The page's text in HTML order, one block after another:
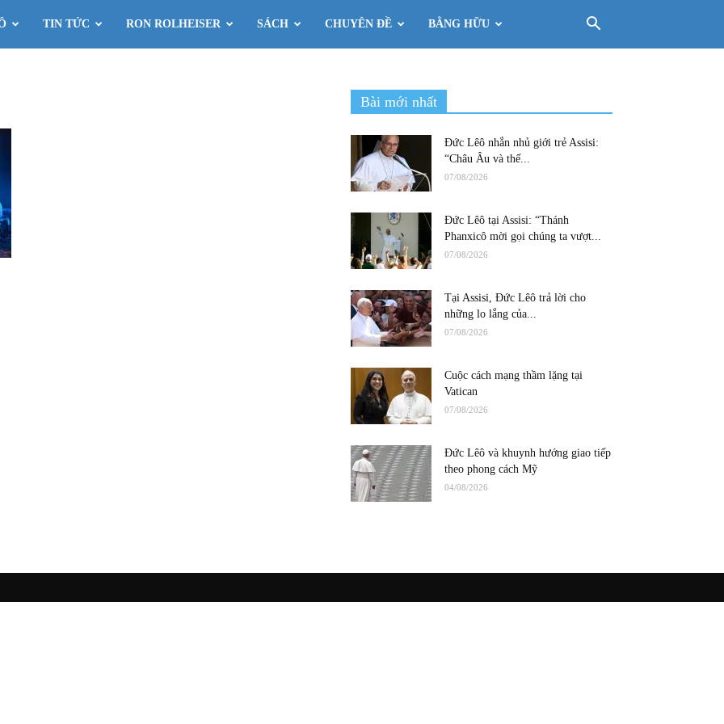
TIN TỨC RON ROLHEISER SÁCH CHUYÊN ĐỀ BẰNG HỮU
Bài mới nhất
Đức Lêô nhắn nhủ giới trẻ Assisi:
“Châu Âu và thế...
07/08/2026
Đức Lêô tại Assisi: “Thánh
Phanxicô mời gọi chúng ta vượt...
07/08/2026
Tại Assisi, Đức Lêô trả lời cho
những lo lắng của...
07/08/2026
Cuộc cách mạng thầm lặng tại
Vatican
07/08/2026
Đức Lêô và khuynh hướng giao tiếp
theo phong cách Mỹ
04/08/2026